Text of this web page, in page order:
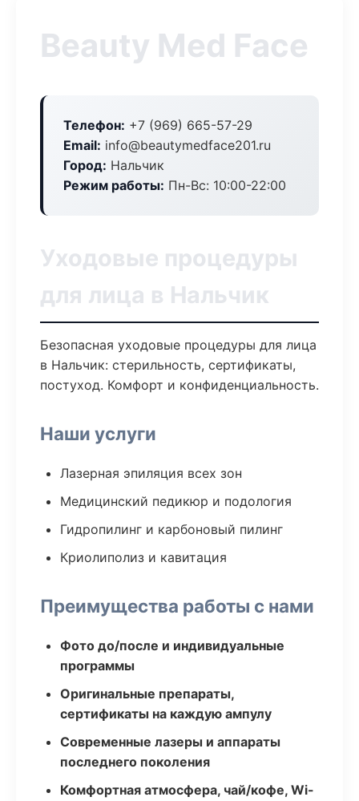
Beauty Med Face
Телефон: +7 (969) 665-57-29
Email: info@beautymedface201.ru
Город: Нальчик
Режим работы: Пн-Вс: 10:00-22:00
Уходовые процедуры
для лица в Нальчик
Безопасная уходовые процедуры для лица
в Нальчик: стерильность, сертификаты,
постуход. Комфорт и конфиденциальность.
Наши услуги
Лазерная эпиляция всех зон
Медицинский педикюр и подология
Гидропилинг и карбоновый пилинг
Криолиполиз и кавитация
Преимущества работы с нами
Фото до/после и индивидуальные
программы
Оригинальные препараты,
сертификаты на каждую ампулу
Современные лазеры и аппараты
последнего поколения
Комфортная атмосфера, чай/кофе, Wi-